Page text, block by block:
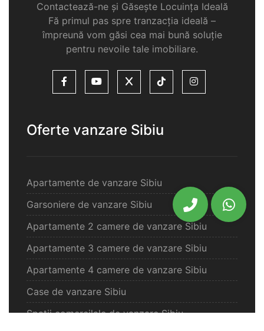
Contactează-ne și Găsește Locuința Ideală
Fă primul pas spre tranzacția ideală –
împreună vom găsi cea mai bună soluție
pentru nevoile tale imobiliare.
Oferte vanzare Sibiu
Apartamente de vanzare Sibiu
Garsoniere de vanzare Sibiu
Apartamente 2 camere de vanzare Sibiu
Apartamente 3 camere de vanzare Sibiu
Apartamente 4 camere de vanzare Sibiu
Case de vanzare Sibiu
Spatii comercilale de vanzare Sibiu